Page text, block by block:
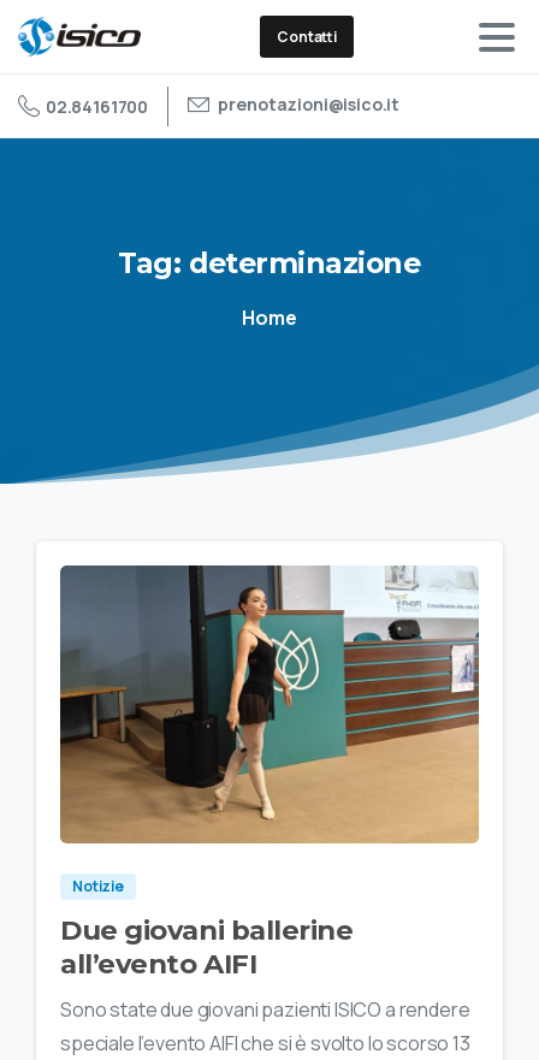
Contatti
02.84161700 prenotazioni@isico.it
Tag: determinazione
Home
Notizie
Due giovani ballerine
all’evento AIFI
Sono state due giovani pazienti ISICO a rendere
speciale l’evento AIFI che si è svolto lo scorso 13